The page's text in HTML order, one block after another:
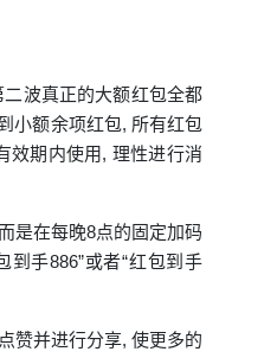
波真正的大额红包全都
小额余项红包, 所有红包
效期内使用, 理性进行消
是在每晚8点的固定加码
到手886”或者“红包到手
赞并进行分享, 使更多的